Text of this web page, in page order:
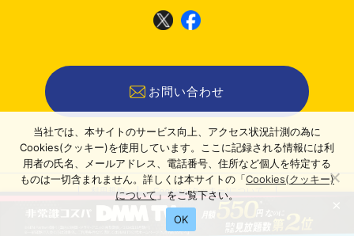
お問い合わせ
利用規約
Cookies(クッキー)について
2022–2026 KITAQエンタメステーション
当社では、本サイトのサービス向上、アクセス状況計測の為に
Cookies(クッキー)を使用しています。ここに記録される情報には利
用者の氏名、メールアドレス、電話番号、住所など個人を特定する
ものは一切含まれません。詳しくは本サイトの「Cookies(クッキー)
について 」をご覧下さい。
OK